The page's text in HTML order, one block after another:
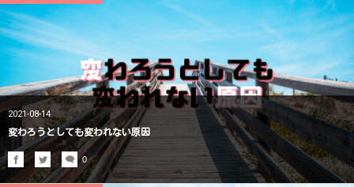
2021-08-14
変わろうとしても変われない原因
0